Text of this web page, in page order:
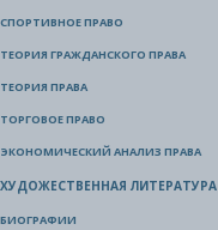
СПОРТИВНОЕ ПРАВО
ТЕОРИЯ ГРАЖДАНСКОГО ПРАВА
ТЕОРИЯ ПРАВА
ТОРГОВОЕ ПРАВО
ЭКОНОМИЧЕСКИЙ АНАЛИЗ ПРАВА
ХУДОЖЕСТВЕННАЯ ЛИТЕРАТУРА
БИОГРАФИИ